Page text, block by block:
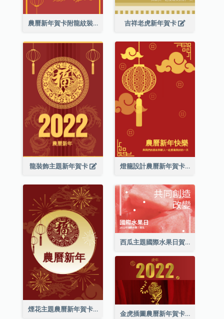
農曆新年賀卡附龍紋裝飾 吉祥老虎新年賀卡
龍裝飾主題新年賀卡 燈籠設計農曆新年賀卡
煙花主題農曆新年賀卡
西瓜主題國際水果日賀卡
金虎插圖農曆新年賀卡